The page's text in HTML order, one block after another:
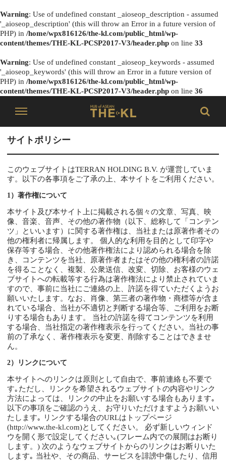
Warning: Use of undefined constant _aioseop_description - assumed
'_aioseop_description' (this will throw an Error in a future version of
PHP) in /home/wpx816126/the-kl.com/public_html/wp-
content/themes/THE-KL-PCSP2017-V3/header.php on line 33
Warning: Use of undefined constant _aioseop_keywords - assumed
'_aioseop_keywords' (this will throw an Error in a future version of
PHP) in /home/wpx816126/the-kl.com/public_html/wp-
content/themes/THE-KL-PCSP2017-V3/header.php on line 36
サイトポリシー
このウェブサイトはTERRAN HOLDING B.V. が運営していま
す。以下の各事項をご了承の上、本サイトをご利用ください。
1）著作権について
本サイト及び本サイト上に掲載される個々の文章、写真、映
像、音楽、音声、その他の著作物（以下、総称して「コンテン
ツ」といいます）に関する著作権は、当社または原著作者その
他の権利者に帰属します。 個人的な利用を目的として印字や
保存等する場合、その他著作権法により認められる場合を除
き、コンテンツを当社、原著作者またはその他の権利者の許諾
を得ることなく、複製、公衆送信、改変、切除、お客様のウェ
ブサイトへの転載等する行為は著作権法により禁止されていま
すので、事前に当社にご連絡の上、許諾を得ていただくようお
願いいたします。なお、肖像、第三者の著作物・商標等が含ま
れている場合、当社が不適切と判断する場合等、ご利用をお断
りする場合もあります。 当社の許諾を得てコンテンツを利用
する場合、当社指定の著作権表示を行ってください。当社の事
前の了承なく、著作権表示を変更、削除することはできませ
ん。
2）リンクについて
本サイトへのリンクは原則として自由で、事前連絡も不要で
す｡ただし、リンクを希望されるウェブサイトの内容やリンク
方法によっては、リンクの中止をお願いする場合もあります｡
以下の事項をご確認のうえ、お守りいただけますようお願いい
たします｡ リンクする場合のURLはトップページ
(http://www.the-kl.com)としてください。 必ず新しいウィンド
ウを開く形で設定してください｡(フレーム内での展開はお断り
します。) 次のようなウェブサイトからのリンクはお断りいた
します｡ 当社や、その商品、サービスを誹謗中傷したり、信用